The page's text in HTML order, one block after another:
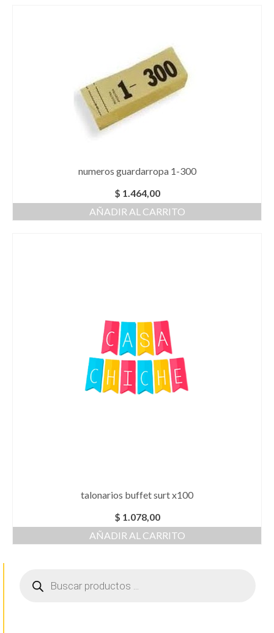
numeros guardarropa 1-300
$ 1.464,00
AÑADIR AL CARRITO
talonarios buffet surt x100
$ 1.078,00
AÑADIR AL CARRITO
productos